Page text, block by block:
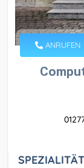
ANRUFEN